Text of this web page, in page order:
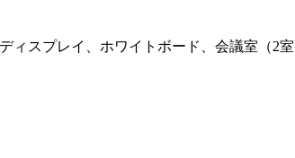
スプレイ、ホワイトボード、会議室（2室